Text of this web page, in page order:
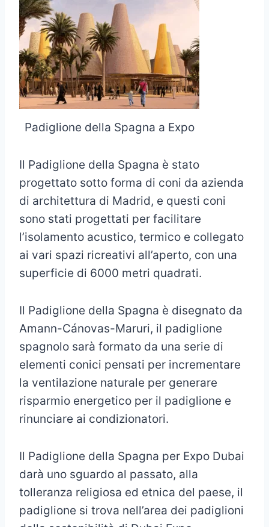
Padiglione della Spagna a Expo
Il Padiglione della Spagna è stato
progettato sotto forma di coni da azienda
di architettura di Madrid, e questi coni
sono stati progettati per facilitare
l’isolamento acustico, termico e collegato
ai vari spazi ricreativi all’aperto, con una
superficie di 6000 metri quadrati.
Il Padiglione della Spagna è disegnato da
Amann-Cánovas-Maruri, il padiglione
spagnolo sarà formato da una serie di
elementi conici pensati per incrementare
la ventilazione naturale per generare
risparmio energetico per il padiglione e
rinunciare ai condizionatori.
Il Padiglione della Spagna per Expo Dubai
darà uno sguardo al passato, alla
tolleranza religiosa ed etnica del paese, il
padiglione si trova nell’area dei padiglioni